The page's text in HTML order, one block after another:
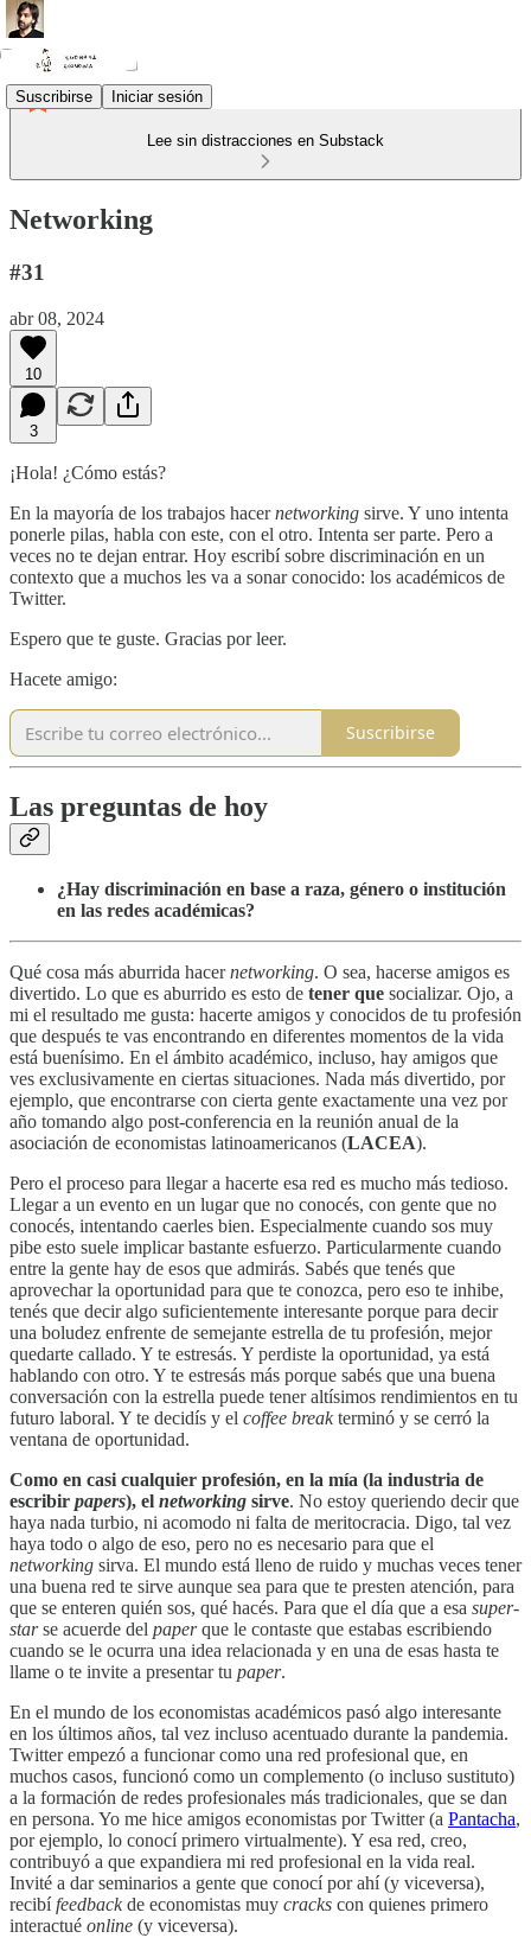
Suscribirse Iniciar sesión
Lee sin distracciones en Substack
Networking
#31
abr 08, 2024
10
3
¡Hola! ¿Cómo estás?
En la mayoría de los trabajos hacernetworking sirve. Y uno intenta
ponerle pilas, habla con este, con el otro. Intenta ser parte. Pero a
veces no te dejan entrar. Hoy escribí sobre discriminación en un
contexto que a muchos les va a sonar conocido: los académicos de
Twitter.
Espero que te guste. Gracias por leer.
Hacete amigo:
Suscribirse
Las preguntas de hoy
¿Hay discriminación en base a raza, género o institución
en las redes académicas?
Qué cosa más aburrida hacernetworking. O sea, hacerse amigos es
divertido. Lo que es aburrido es esto de tener que socializar. Ojo, a
mi el resultado me gusta: hacerte amigos y conocidos de tu profesión
que después te vas encontrando en diferentes momentos de la vida
está buenísimo. En el ámbito académico, incluso, hay amigos que
ves exclusivamente en ciertas situaciones. Nada más divertido, por
ejemplo, que encontrarse con cierta gente exactamente una vez por
año tomando algo post-conferencia en la reunión anual de la
asociación de economistas latinoamericanos (LACEA).
Pero el proceso para llegar a hacerte esa red es mucho más tedioso.
Llegar a un evento en un lugar que no conocés, con gente que no
conocés, intentando caerles bien. Especialmente cuando sos muy
pibe esto suele implicar bastante esfuerzo. Particularmente cuando
entre la gente hay de esos que admirás. Sabés que tenés que
aprovechar la oportunidad para que te conozca, pero eso te inhibe,
tenés que decir algo suficientemente interesante porque para decir
una boludez enfrente de semejante estrella de tu profesión, mejor
quedarte callado. Y te estresás. Y perdiste la oportunidad, ya está
hablando con otro. Y te estresás más porque sabés que una buena
conversación con la estrella puede tener altísimos rendimientos en tu
futuro laboral. Y te decidís y el coffee breakterminó y se cerró la
ventana de oportunidad.
Como en casi cualquier profesión, en la mía (la industria de
escribir papers), el networking sirve. No estoy queriendo decir que
haya nada turbio, ni acomodo ni falta de meritocracia. Digo, tal vez
haya todo o algo de eso, pero no es necesario para que el
networking sirva. El mundo está lleno de ruido y muchas veces tener
una buena red te sirve aunque sea para que te presten atención, para
que se enteren quién sos, qué hacés. Para que el día que a esa super-
starse acuerde del paperque le contaste que estabas escribiendo
cuando se le ocurra una idea relacionada y en una de esas hasta te
llame o te invite a presentar tu paper.
En el mundo de los economistas académicos pasó algo interesante
en los últimos años, tal vez incluso acentuado durante la pandemia.
Twitter empezó a funcionar como una red profesional que, en
muchos casos, funcionó como un complemento (o incluso sustituto)
a la formación de redes profesionales más tradicionales, que se dan
en persona. Yo me hice amigos economistas por Twitter (a Pantacha,
por ejemplo, lo conocí primero virtualmente). Y esa red, creo,
contribuyó a que expandiera mi red profesional en la vida real.
Invité a dar seminarios a gente que conocí por ahí (y viceversa),
recibífeedbackde economistas muy cracks con quienes primero
interactué online (y viceversa).